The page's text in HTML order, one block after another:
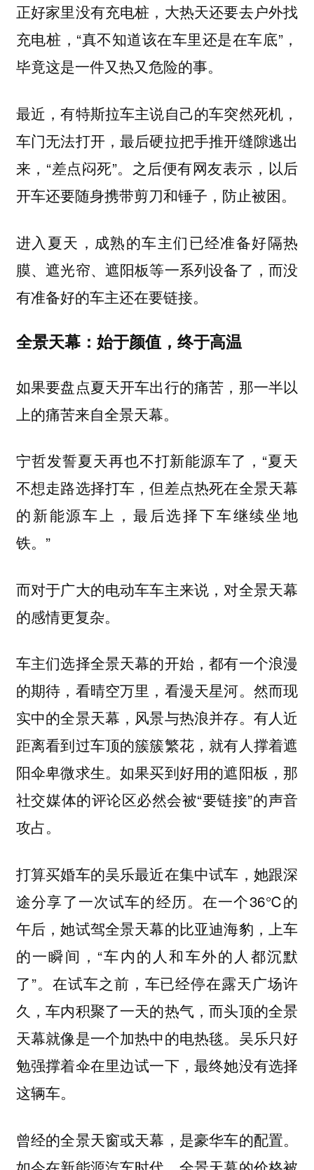
正好家里没有充电桩，大热天还要去户外找
充电桩，“真不知道该在车里还是在车底”，
毕竟这是一件又热又危险的事。
最近，有特斯拉车主说自己的车突然死机，
车门无法打开，最后硬拉把手推开缝隙逃出
来，“差点闷死”。之后便有网友表示，以后
开车还要随身携带剪刀和锤子，防止被困。
进入夏天，成熟的车主们已经准备好隔热
膜、遮光帘、遮阳板等一系列设备了，而没
有准备好的车主还在要链接。
全景天幕：始于颜值，终于高温
如果要盘点夏天开车出行的痛苦，那一半以
上的痛苦来自全景天幕。
宁哲发誓夏天再也不打新能源车了，“夏天
不想走路选择打车，但差点热死在全景天幕
的新能源车上，最后选择下车继续坐地
铁。”
而对于广大的电动车车主来说，对全景天幕
的感情更复杂。
车主们选择全景天幕的开始，都有一个浪漫
的期待，看晴空万里，看漫天星河。 然而现
实中的全景天幕，风景与热浪并存。有人近
距离看到过车顶的簇簇繁花，就有人撑着遮
阳伞卑微求生。如果买到好用的遮阳板，那
社交媒体的评论区必然会被“要链接”的声音
攻占。
打算买婚车的吴乐最近在集中试车，她跟深
途分享了一次试车的经历。在一个36℃的
午后，她试驾全景天幕的比亚迪海豹，上车
的一瞬间，“车内的人和车外的人都沉默
了”。在试车之前，车已经停在露天广场许
久，车内积聚了一天的热气，而头顶的全景
天幕就像是一个加热中的电热毯。吴乐只好
勉强撑着伞在里边试一下，最终她没有选择
这辆车。
曾经的全景天窗或天幕，是豪华车的配置。